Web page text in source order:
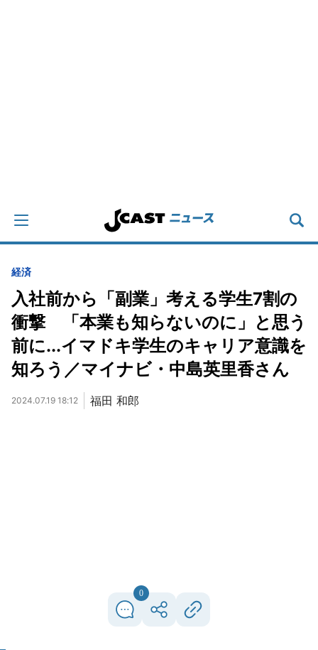
経済
入社前から「副業」考える学生7割の
衝撃 「本業も知らないのに」と思う
前に...イマドキ学生のキャリア意識を
知ろう／マイナビ・中島英里香さん
2024.07.19 18:12 福田 和郎
0